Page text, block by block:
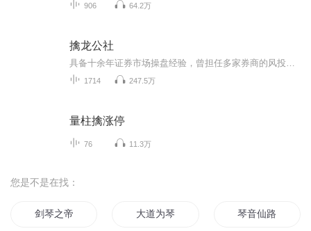
906 64.2万
擒龙公社
1714 247.5万
量柱擒涨停
76 11.3万
您是不是在找：
剑琴之帝 大道为琴 琴音仙路